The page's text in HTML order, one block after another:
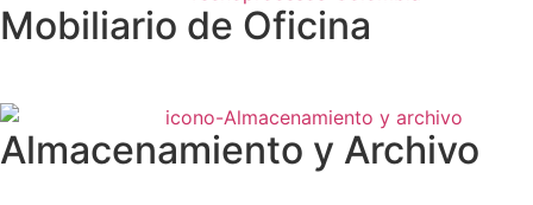
Mobiliario de Oficina
Almacenamiento y Archivo